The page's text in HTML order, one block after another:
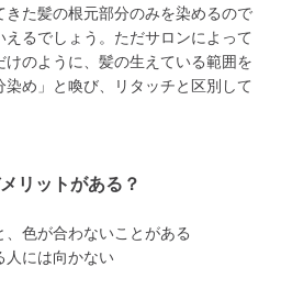
きた髪の根元部分のみを染めるので
るでしょう。ただサロンによって
のように、髪の生えている範囲を
染め」と喚び、リタッチと区別して
リットがある？
、色が合わないことがある
人には向かない